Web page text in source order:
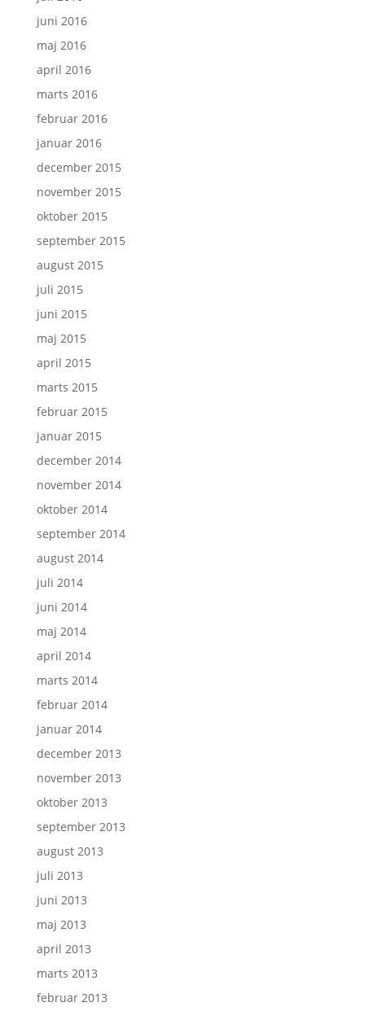
juni 2016
maj 2016
april 2016
marts 2016
februar 2016
januar 2016
december 2015
november 2015
oktober 2015
september 2015
august 2015
juli 2015
juni 2015
maj 2015
april 2015
marts 2015
februar 2015
januar 2015
december 2014
november 2014
oktober 2014
september 2014
august 2014
juli 2014
juni 2014
maj 2014
april 2014
marts 2014
februar 2014
januar 2014
december 2013
november 2013
oktober 2013
september 2013
august 2013
juli 2013
juni 2013
maj 2013
april 2013
marts 2013
februar 2013